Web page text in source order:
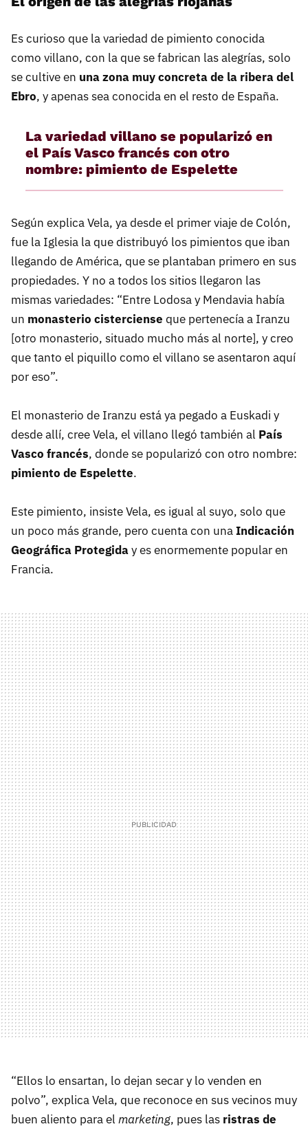
Es curioso que la variedad de pimiento conocida
como villano, con la que se fabrican las alegrías, solo
se cultive en una zona muy concreta de la ribera del
Ebro, y apenas sea conocida en el resto de España.
La variedad villano se popularizó en
el País Vasco francés con otro
nombre: pimiento de Espelette
Según explica Vela, ya desde el primer viaje de Colón,
fue la Iglesia la que distribuyó los pimientos que iban
llegando de América, que se plantaban primero en sus
propiedades. Y no a todos los sitios llegaron las
mismas variedades: “Entre Lodosa y Mendavia había
un monasterio cisterciense que pertenecía a Iranzu
[otro monasterio, situado mucho más al norte], y creo
que tanto el piquillo como el villano se asentaron aquí
por eso”.
El monasterio de Iranzu está ya pegado a Euskadi y
desde allí, cree Vela, el villano llegó también al País
Vasco francés, donde se popularizó con otro nombre:
pimiento de Espelette.
Este pimiento, insiste Vela, es igual al suyo, solo que
un poco más grande, pero cuenta con unaIndicación
Geográfica Protegiday es enormemente popular en
Francia.
“Ellos lo ensartan, lo dejan secar y lo venden en
polvo”, explica Vela, que reconoce en sus vecinos muy
buen aliento para el marketing, pues las ristras de